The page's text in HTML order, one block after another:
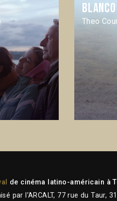
Theo
de cinéma latino-américain à
par l’ARCALT, 77 rue du Taur,